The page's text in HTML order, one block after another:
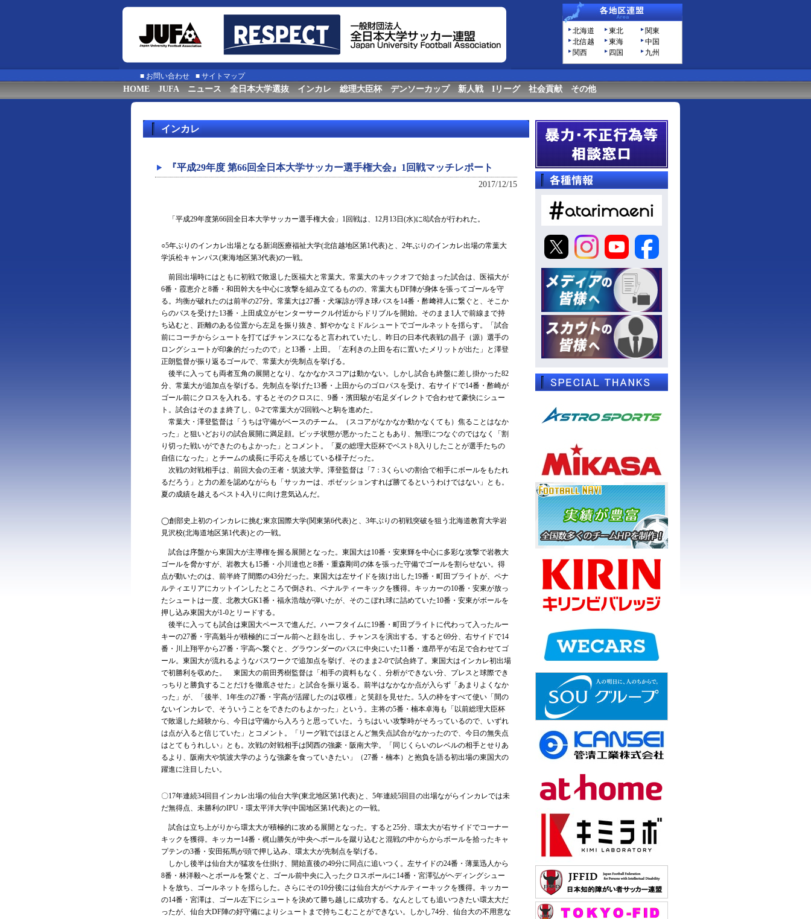
北海道 東北
関東
北信越
東海
中国
関西
四国 九州
■ お問い合わせ ■ サイトマップ
HOME JUFA ニュース 全日本大学選抜 インカレ 総理大臣杯 デンソーカップ 新人戦 Iリーグ 社会貢献 その他
インカレ
『平成29年度 第66回全日本大学サッカー選手権大会』1回戦マッチレポート
2017/12/15
「平成29年度第66回全日本大学サッカー選手権大会」1回戦は、12月13日(水)に8試合が行われた。
○5年ぶりのインカレ出場となる新潟医療福祉大学(北信越地区第1代表)と、2年ぶりのインカレ出場の常葉大
学浜松キャンパス(東海地区第3代表)の一戦。
前回出場時にはともに初戦で敗退した医福大と常葉大。常葉大のキックオフで始まった試合は、医福大が
6番・霞恵介と8番・和田幹大を中心に攻撃を組み立てるものの、常葉大もDF陣が身体を張ってゴールを守
る。均衡が破れたのは前半の27分。常葉大は27番・犬塚諒が浮き球パスを14番・酢﨑祥人に繋ぐと、そこか
らのパスを受けた13番・上田成立がセンターサークル付近からドリブルを開始。そのまま1人で前線まで持
ち込むと、距離のある位置から左足を振り抜き、鮮やかなミドルシュートでゴールネットを揺らす。「試合
前にコーチからシュートを打てばチャンスになると言われていたし、昨日の日本代表戦の昌子（源）選手の
ロングシュートが印象的だったので」と13番・上田。「左利きの上田を右に置いたメリットが出た」と澤登
正朗監督が振り返るゴールで、常葉大が先制点を挙げる。
後半に入っても両者互角の展開となり、なかなかスコアは動かない。しかし試合も終盤に差し掛かった82
分、常葉大が追加点を挙げる。先制点を挙げた13番・上田からのゴロパスを受け、右サイドで14番・酢崎が
ゴール前にクロスを入れる。するとそのクロスに、9番・濱田駿が右足ダイレクトで合わせて豪快にシュー
ト。試合はそのまま終了し、0-2で常葉大が2回戦へと駒を進めた。
常葉大・澤登監督は「うちは守備がベースのチーム。（スコアがなかなか動かなくても）焦ることはなか
った」と狙いどおりの試合展開に満足顔。ピッチ状態が悪かったこともあり、無理につなぐのではなく「割
り切った戦いができたのもよかった」とコメント。「夏の総理大臣杯でベスト8入りしたことが選手たちの
自信になった」とチームの成長に手応えを感じている様子だった。
次戦の対戦相手は、前回大会の王者・筑波大学。澤登監督は「7：3くらいの割合で相手にボールをもたれ
るだろう」と力の差を認めながらも「サッカーは、ポゼッションすれば勝てるというわけではない」とも。
夏の成績を越えるベスト4入りに向け意気込んだ。
◯創部史上初のインカレに挑む東京国際大学(関東第6代表)と、3年ぶりの初戦突破を狙う北海道教育大学岩
見沢校(北海道地区第1代表)との一戦。
試合は序盤から東国大が主導権を握る展開となった。東国大は10番・安東輝を中心に多彩な攻撃で岩教大
ゴールを脅かすが、岩教大も15番・小川達也と8番・重森剛司の体を張った守備でゴールを割らせない。得
点が動いたのは、前半終了間際の43分だった。東国大は左サイドを抜け出した19番・町田ブライトが、ペナ
ルティエリアにカットインしたところで倒され、ペナルティーキックを獲得。キッカーの10番・安東が放っ
たシュートは一度、北教大GK1番・福永浩哉が弾いたが、そのこぼれ球に詰めていた10番・安東がボールを
押し込み東国大が1-0とリードする。
後半に入っても試合は東国大ペースで進んだ。ハーフタイムに19番・町田ブライトに代わって入ったルー
キーの27番・宇高魁斗が積極的にゴール前へと顔を出し、チャンスを演出する。すると69分、右サイドで14
番・川上翔平から27番・宇高へ繋ぐと、グラウンダーのパスに中央にいた11番・進昂平が右足で合わせてゴ
ール。東国大が流れるようなパスワークで追加点を挙げ、そのまま2-0で試合終了。東国大はインカレ初出場
で初勝利を収めた。 東国大の前田秀樹監督は「相手の資料もなく、分析ができない分、プレスと球際でき
っちりと勝負することだけを徹底させた」と試合を振り返る。前半はなかなか点が入らず「あまりよくなか
った」が、「後半、1年生の27番・宇高が活躍したのは収穫」と笑顔を見せた。5人の枠をすべて使い「間の
ないインカレで、そういうことをできたのもよかった」という。主将の5番・楠本卓海も「以前総理大臣杯
で敗退した経験から、今日は守備から入ろうと思っていた。うちはいい攻撃時がそろっているので、いずれ
は点が入ると信じていた」とコメント。「リーグ戦ではほとんど無失点試合がなかったので、今日の無失点
はとてもうれしい」とも。次戦の対戦相手は関西の強豪・阪南大学。「同じくらいのレベルの相手とせりあ
るより、阪南大や筑波大学のような強豪を食っていきたい」（27番・楠本）と抱負を語る初出場の東国大の
躍進に注目したい。
〇17年連続34回目インカレ出場の仙台大学(東北地区第1代表)と、5年連続5回目の出場ながらインカレでは未
だ無得点、未勝利のIPU・環太平洋大学(中国地区第1代表)との一戦。
試合は立ち上がりから環太大が積極的に攻める展開となった。すると25分、環太大が右サイドでコーナー
キックを獲得。キッカー14番・梶山勝矢が中央へボールを蹴り込むと混戦の中からからボールを拾ったキャ
プテンの3番・安田拓馬が頭で押し込み、環太大が先制点を挙げる。
しかし後半は仙台大が猛攻を仕掛け、開始直後の49分に同点に追いつく。左サイドの24番・薄葉迅人から
8番・林洋毅へとボールを繋ぐと、ゴール前中央に入ったクロスボールに14番・宮澤弘がヘディングシュー
トを放ち、ゴールネットを揺らした。さらにその10分後には仙台大がペナルティーキックを獲得。キッカー
の14番・宮澤は、ゴール左下にシュートを決めて勝ち越しに成功する。なんとしても追いつきたい環太大だ
ったが、仙台大DF陣の好守備によりシュートまで持ちこむことができない。しかし74分、仙台大の不用意な